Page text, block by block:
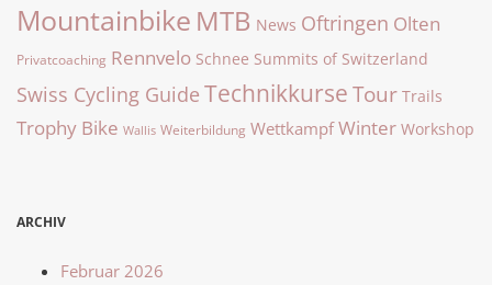
Mountainbike MTB News Oftringen Olten
Privatcoaching Rennvelo Schnee Summits of Switzerland
Swiss Cycling Guide TechnikkurseTour Trails
Trophy Bike Wallis Weiterbildung Wettkampf Winter Workshop
ARCHIV
Februar 2026